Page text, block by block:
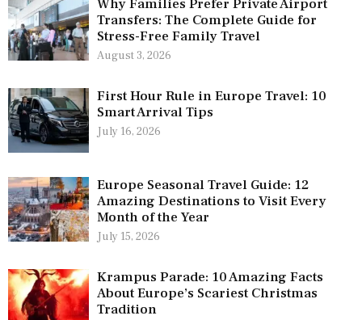
Why Families Prefer Private Airport
Transfers: The Complete Guide for
Stress-Free Family Travel
August 3, 2026
First Hour Rule in Europe Travel: 10
Smart Arrival Tips
July 16, 2026
Europe Seasonal Travel Guide: 12
Amazing Destinations to Visit Every
Month of the Year
July 15, 2026
Krampus Parade: 10 Amazing Facts
About Europe’s Scariest Christmas
Tradition